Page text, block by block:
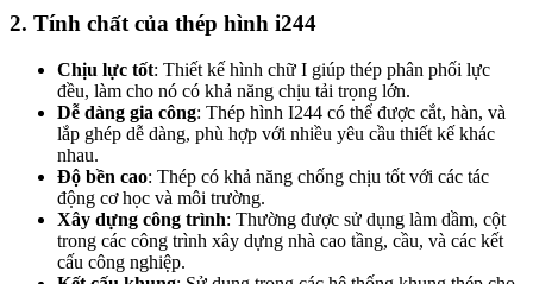
2. Tính chất của thép hình i244
Chịu lực tốt: Thiết kế hình chữ I giúp thép phân phối lực
đều, làm cho nó có khả năng chịu tải trọng lớn.
Dễ dàng gia công: Thép hình I244 có thể được cắt, hàn, và
lắp ghép dễ dàng, phù hợp với nhiều yêu cầu thiết kế khác
nhau.
Độ bền cao: Thép có khả năng chống chịu tốt với các tác
động cơ học và môi trường.
Xây dựng công trình: Thường được sử dụng làm dầm, cột
trong các công trình xây dựng nhà cao tầng, cầu, và các kết
cấu công nghiệp.